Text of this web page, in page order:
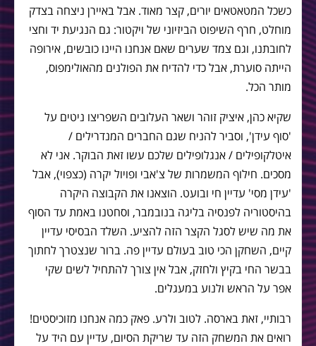
כשכל המטאטאים יורים, קצר מאוד. אבל באיירן ניצחה בצדק
מוחלט, חרף השיפוט הביזיוני של ויקטור: גם הנגיעת יד וחצי
לחובתנו, וגם צמד שערים שאם אנחנו היינו כובשים, אירופה
הייתה סוערת, אבל כדי להדיח את הפולנים מהאולימפוס,
מותר הכל.
שקיא כהן, איציק זוהר ושאר העלובים השפריצו ניטים על
'סוף עידן', וסביר להניח שגם החברים המנדרילים /
איטלקופילים / אנגלופילים שלכם עשו זאת הבוקר. אני לא
מסכים. חילוף המשמרות של צ'אבי ופויול יקרה (כצפוי), אבל
'עידן מסי' עדיין חי ובועט. הוצאנו את הקבוצה היקרה
בהיסטוריה לפנסיה בליגה בנובמבר, וסחטנו באמת עד הסוף
את מה שיש לסגל הקצר הזה להציע. השלד הבסיסי עדיין
קיים, השחקן הכי טוב בעולם עדיין פה. ברור שנצטרך לחתוך
בבשר החי בקיץ ולחזק, אבל אין צורך להתחיל לשים שקי
אפר על הראש ולנוע במעגלים.
רבותיי, זאת בארסה. לטוב ולרע. פאק כמה אנחנו מזוכיסטים!
רואים את המשחק הזה עד שריקת הסיום, עדיין עם היד על